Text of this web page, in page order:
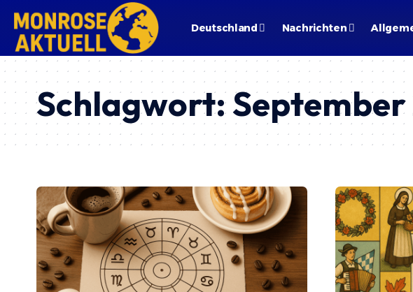
Deutschland Nachrichten
Schlagwort: